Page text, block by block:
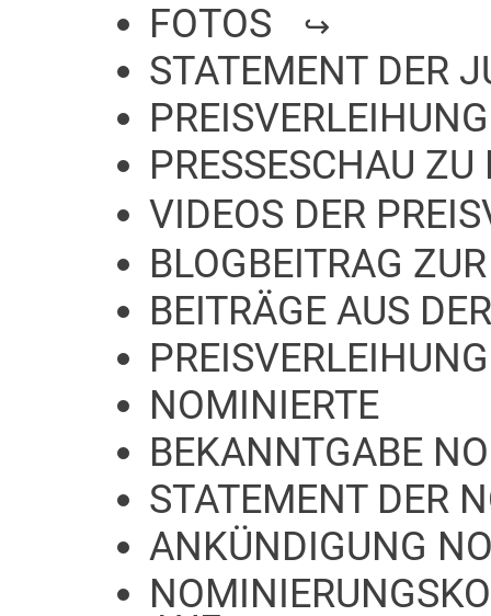
FOTOS
STATEMENT DER
PREISVERLEIHUNG
PRESSESCHAU
VIDEOS DER
BLOGBEITRAG
BEITRÄGE AUS
NOMINIERTE
BEKANNTGABE
STATEMENT DER
ANKÜNDIGUNG